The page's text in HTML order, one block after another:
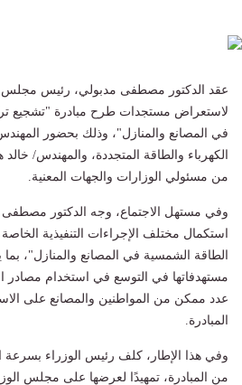
عقد الدكتور مصطفى مدبولي، رئيس مجلس
لاستعراض مستجدات طرح مبادرة "تشجيع
في المصانع والمنازل"، وذلك بحضور
الكهرباء والطاقة المتجددة، والمهندس/
من مسئولي الوزارات والجهات المعنية.
وفي مستهل الاجتماع، وجه الدكتور مصطفى
استكمال مختلف الإجراءات التنفيذية
الطاقة الشمسية في المصانع والمنازل"،
مستهدفاتها في التوسع في استخدام مصادر
عدد ممكن من المواطنين والمصانع على
المبادرة.
وفي هذا الإطار، كلف رئيس الوزراء بسرعة
من المبادرة، تمهيدًا لعرضها على مجلس